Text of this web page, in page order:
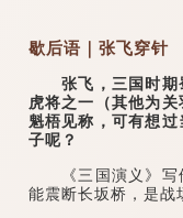
歇后语｜张飞穿针
张飞，三国时期
虎将之一（其他为
魁梧见称，可有想
子呢？
《三国演义》写
能震断长坂桥，是战